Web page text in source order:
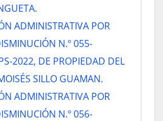
ADMINISTRATIVA POR
N.º 055-
2022, DE PROPIEDAD DEL
SILLO GUAMAN.
ADMINISTRATIVA POR
N.º 056-